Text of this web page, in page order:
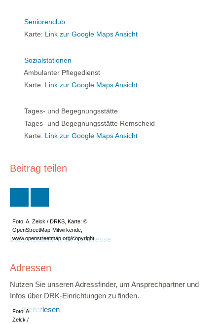
Seniorenclub
Karte: Link zur Google Maps Ansicht
Sozialstationen
Ambulanter Pflegedienst
Karte: Link zur Google Maps Ansicht
Tages- und Begegnungsstätte
Tages- und Begegnungsstätte Remscheid
Karte: Link zur Google Maps Ansicht
Beitrag teilen
Foto: A. Zelck / DRKS, Karte: ©
OpenStreetMap-Mitwirkende,
www.openstreetmap.org/copyright
Adressen
Nutzen Sie unseren Adressfinder, um Ansprechpartner und
Infos über DRK-Einrichtungen zu finden.
Weiterlesen
Foto: A.
Zelck /